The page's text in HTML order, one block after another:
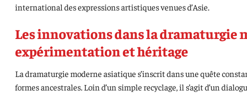
international des expressions artistiques venues d’Asie.
Les innovations dans la dramaturgie
expérimentation et héritage
La dramaturgie moderne asiatique s’inscrit dans une quête
formes ancestrales. Loin d’un simple recyclage, il s’agit d’un